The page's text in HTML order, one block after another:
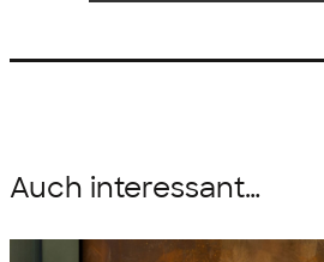
Auch interessant…